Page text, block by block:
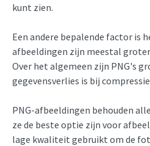
kunt zien.
Een andere bepalende factor is
afbeeldingen zijn meestal
Over het algemeen zijn PNG's
gegevensverlies is bij
PNG-afbeeldingen behouden
ze de beste optie zijn voor
lage kwaliteit gebruikt om de